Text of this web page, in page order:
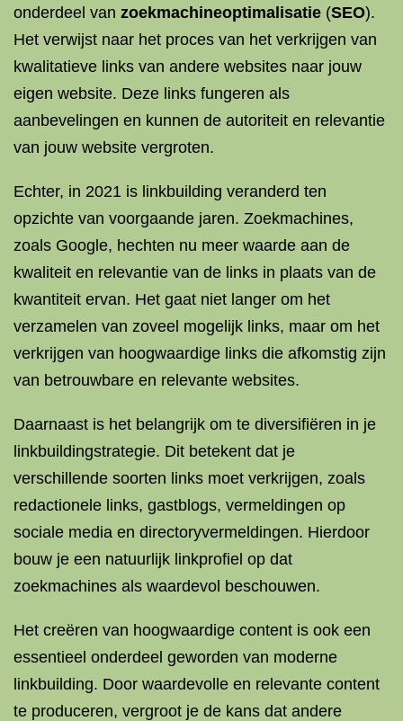
onderdeel van zoekmachineoptimalisatie (SEO).
Het verwijst naar het proces van het verkrijgen van
kwalitatieve links van andere websites naar jouw
eigen website. Deze links fungeren als
aanbevelingen en kunnen de autoriteit en relevantie
van jouw website vergroten.
Echter, in 2021 is linkbuilding veranderd ten
opzichte van voorgaande jaren. Zoekmachines,
zoals Google, hechten nu meer waarde aan de
kwaliteit en relevantie van de links in plaats van de
kwantiteit ervan. Het gaat niet langer om het
verzamelen van zoveel mogelijk links, maar om het
verkrijgen van hoogwaardige links die afkomstig zijn
van betrouwbare en relevante websites.
Daarnaast is het belangrijk om te diversifiëren in je
linkbuildingstrategie. Dit betekent dat je
verschillende soorten links moet verkrijgen, zoals
redactionele links, gastblogs, vermeldingen op
sociale media en directoryvermeldingen. Hierdoor
bouw je een natuurlijk linkprofiel op dat
zoekmachines als waardevol beschouwen.
Het creëren van hoogwaardige content is ook een
essentieel onderdeel geworden van moderne
linkbuilding. Door waardevolle en relevante content
te produceren, vergroot je de kans dat andere